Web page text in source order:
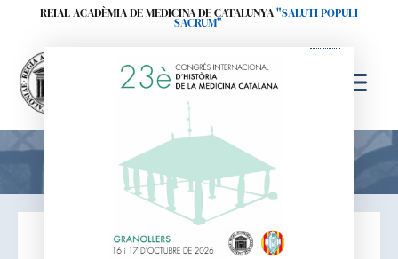
REIAL ACADÈMIA DE MEDICINA DE CATALUNYA"SALUTI POPULI
SACRUM"
Acadèmics